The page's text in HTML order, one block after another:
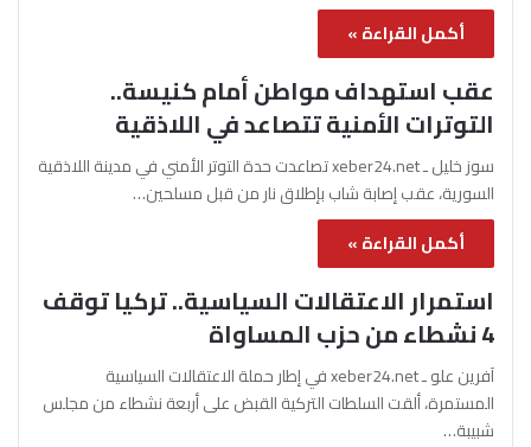
أكمل القراءة »
عقب استهداف مواطن أمام كنيسة..
التوترات الأمنية تتصاعد في اللاذقية
سوز خليل ـ xeber24.net تصاعدت حدة التوتر الأمني في مدينة اللاذقية
السورية، عقب إصابة شاب بإطلاق نار من قبل مسلحين…
أكمل القراءة »
استمرار الاعتقالات السياسية.. تركيا توقف
4 نشطاء من حزب المساواة
آفرين علو ـ xeber24.net في إطار حملة الاعتقالات السياسية
المستمرة، ألقت السلطات التركية القبض على أربعة نشطاء من مجلس
شبيبة…